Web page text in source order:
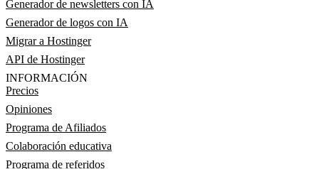
Generador de newsletters con IA
Generador de logos con IA
Migrar a Hostinger
API de Hostinger
INFORMACIÓN
Precios
Opiniones
Programa de Afiliados
Colaboración educativa
Programa de referidos